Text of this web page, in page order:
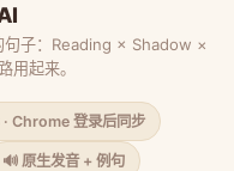
句子：Reading × Shadow ×
用起来。
· Chrome 登录后同步
🔊 原生发音 + 例句